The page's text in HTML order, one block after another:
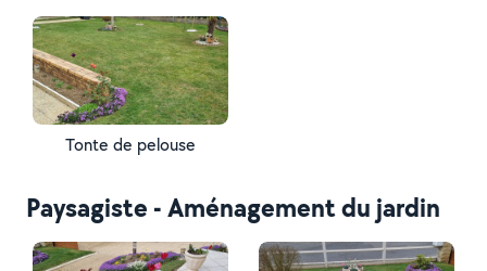
Tonte de pelouse
Paysagiste - Aménagement du jardin